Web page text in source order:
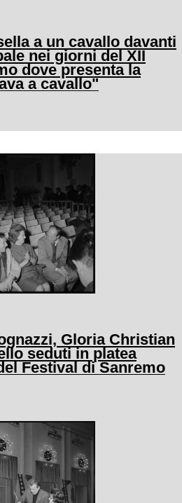
a un cavallo davanti
nei giorni del XII
dove presenta la
a cavallo"
Gloria Christian
seduti in platea
Festival di Sanremo